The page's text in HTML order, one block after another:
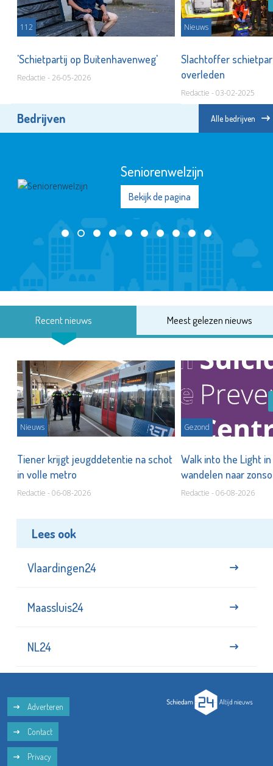
112
'Schietpartij op Buitenhavenweg'
Redactie - 26-05-2026
Nieuws
Slachtoffer
overleden
Redactie - 03-02-2025
Bedrijven Alle bedrijven
Seniorenwelzijn
Bekijk de pagina
Recent nieuws Meest gelezen nieuws
Nieuws
Tiener krijgt jeugddetentie na schot
in volle metro
Redactie - 06-08-2026
Gezond
Walk into the Light in
wandelen naar
te staan bij suïcide
Redactie - 06-08-2026
Lees ook
Vlaardingen24
Maassluis24
NL24
Adverteren
Contact
Privacy